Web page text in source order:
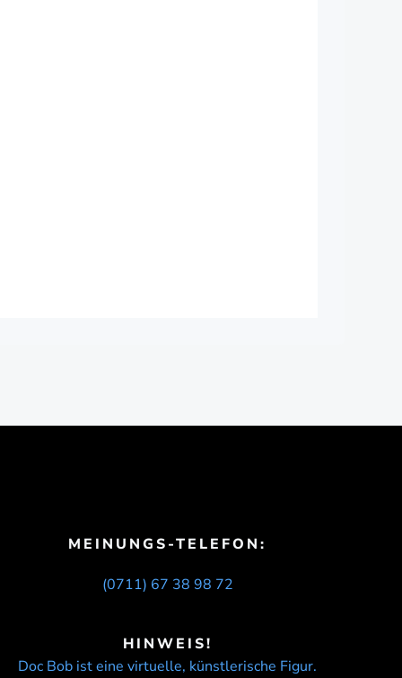
MEINUNGS-TELEFON:
(0711) 67 38 98 72
HINWEIS!
Doc Bob ist eine virtuelle, künstlerische Figur.